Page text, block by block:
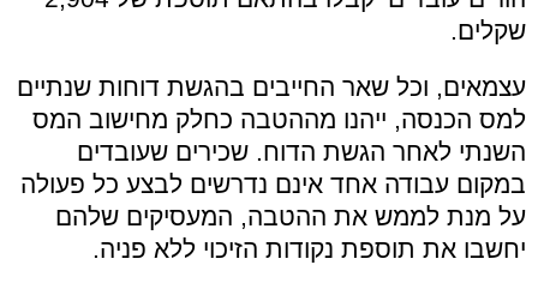
שקלים.
עצמאים, וכל שאר החייבים בהגשת דוחות שנתיים
למס הכנסה, ייהנו מההטבה כחלק מחישוב המס
השנתי לאחר הגשת הדוח. שכירים שעובדים
במקום עבודה אחד אינם נדרשים לבצע כל פעולה
על מנת לממש את ההטבה, המעסיקים שלהם
יחשבו את תוספת נקודות הזיכוי ללא פניה.